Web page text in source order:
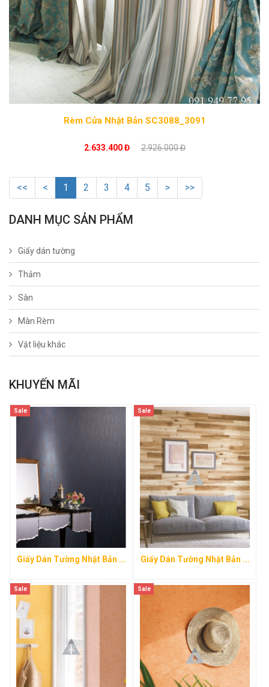
Rèm Cửa Nhật Bản SC3088_3091
2.633.400 Đ 2.926.000 Đ
<< < 1 2 3 4 5 > >>
DANH MỤC SẢN PHẨM
Giấy dán tường
Thảm
Sàn
Màn Rèm
Vật liệu khác
KHUYẾN MÃI
Sale
Giấy Dán Tường Nhật Bản ...
Sale
Giấy Dán Tường Nhật Bản ...
Sale Sale